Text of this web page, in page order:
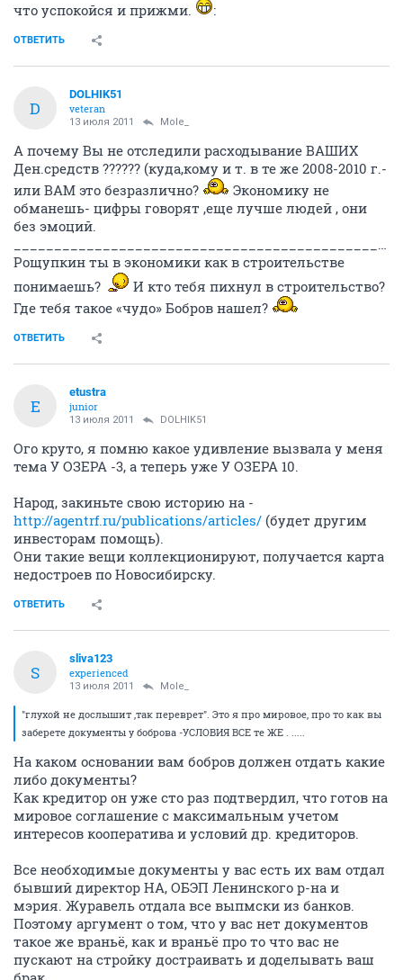
что успокойся и прижми.
:
ОТВЕТИТЬ
D
DOLHIK51
veteran
13 июля 2011 Mole_
А почему Вы не отследили расходывание ВАШИХ
Ден.средств ?????? (куда,кому и т. в те же 2008-2010 г.-
или ВАМ это безразлично?
Экономику не
обманешь- цифры говорят ,еще лучше людей , они
без эмоций.
Рощупкин ты в экономики как в строительстве
понимаешь?
И кто тебя пихнул в строительство?
Где тебя такое «чудо» Бобров нашел?
ОТВЕТИТЬ
E
etustra
junior
13 июля 2011 DOLHIK51
Ого круто, я помню какое удивление вызвала у меня
тема У ОЗЕРА -3, а теперь уже У ОЗЕРА 10.
Народ, закиньте свою историю на -
http://agentrf.ru/publications/articles/ (будет другим
инвесторам помощь).
Они такие вещи коллекционируют, получается карта
недостроев по Новосибирску.
ОТВЕТИТЬ
S
sliva123
experienced
13 июля 2011 Mole_
"глухой не дослышит ,так переврет". Это я про мировое, про то как вы
заберете документы у боброва -УСЛОВИЯ ВСЕ те ЖЕ . .....
На каком основании вам бобров должен отдать какие
либо документы?
Как кредитор он уже сто раз подтвердил, что готов на
мировое соглашение с максимальным учетом
интересов кооператива и условий др. кредиторов.
Все необходимые документы у вас есть их вам отдал
бывший директор НА, ОБЭП Ленинского р-на и
мэрия. Журавель отдала все выпмски из банков.
Поэтому аргумент о том, что у вас нет документов
такое же враньё, как и враньё про то что вас не
пускают на стройку достраивать и доделывать ваш